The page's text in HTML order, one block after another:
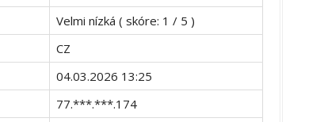
Velmi nízká ( skóre: 1 / 5 )
CZ
04.03.2026 13:25
77.***.***.174